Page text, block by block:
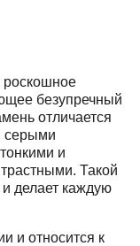
роскошное
безупречный
отличается
серыми
и
Такой
и делает каждую
и относится к